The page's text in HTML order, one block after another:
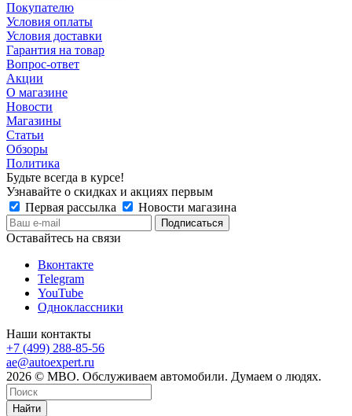
Покупателю
Условия оплаты
Условия доставки
Гарантия на товар
Вопрос-ответ
Акции
О магазине
Новости
Магазины
Статьи
Обзоры
Политика
Будьте всегда в курсе!
Узнавайте о скидках и акциях первым
Первая рассылка
Новости магазина
Оставайтесь на связи
Вконтакте
Telegram
YouTube
Одноклассники
Наши контакты
+7 (499) 288-85-56
ae@autoexpert.ru
2026 © МВО. Обслуживаем автомобили. Думаем о людях.
Найти